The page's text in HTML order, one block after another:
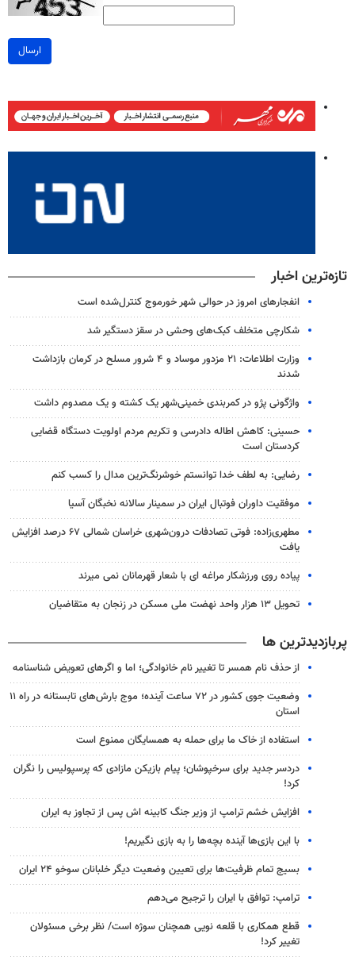
ارسال
تازه‌ترین اخبار
انفجارهای امروز در حوالی شهر خورموج کنترل‌شده است
شکارچی متخلف کبک‌های وحشی در سقز دستگیر شد
وزارت اطلاعات: ۲۱ مزدور موساد و ۴ شرور مسلح در کرمان بازداشت
شدند
واژگونی پژو در کمربندی خمینی‌شهر یک کشته و یک مصدوم داشت
حسینی: کاهش اطاله دادرسی و تکریم مردم اولویت دستگاه قضایی
کردستان است
رضایی: به لطف خدا توانستم خوشرنگ‌ترین مدال را کسب کنم
موفقیت داوران فوتبال ایران در سمینار سالانه نخبگان آسیا
مطهری‌زاده: فوتی تصادفات درون‌شهری خراسان شمالی ۶۷ درصد افزایش
یافت
پیاده روی ورزشکار مراغه ای با شعار قهرمانان نمی میرند
تحویل ۱۳ هزار واحد نهضت ملی مسکن در زنجان به متقاضیان
پربازدیدترین ها
از حذف نام همسر تا تغییر نام خانوادگی؛ اما و اگرهای تعویض شناسنامه
وضعیت جوی کشور در ۷۲ ساعت آینده؛ موج بارش‌های تابستانه در راه ۱۱
استان
استفاده از خاک ما برای حمله به همسایگان ممنوع است
دردسر جدید برای سرخپوشان؛ پیام بازیکن مازادی که پرسپولیس را نگران
کرد!
افزایش خشم ترامپ از وزیر جنگ کابینه اش پس از تجاوز به ایران
با این بازی‌ها آینده بچه‌ها را به بازی نگیریم!
بسیج تمام ظرفیت‌ها برای تعیین وضعیت دیگر خلبانان سوخو ۲۴ ایران
ترامپ: توافق با ایران را ترجیح می‌دهم
قطع همکاری با قلعه نویی همچنان سوژه است/ نظر برخی مسئولان
تغییر کرد!